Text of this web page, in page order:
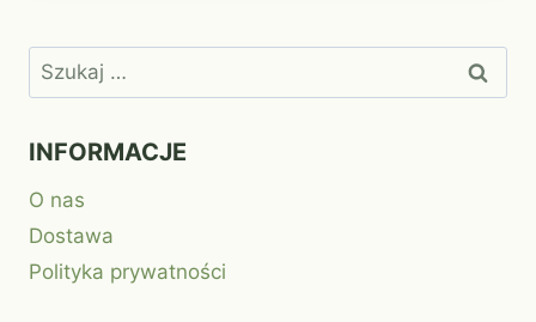
Szukaj:
INFORMACJE
O nas
Dostawa
Polityka prywatności